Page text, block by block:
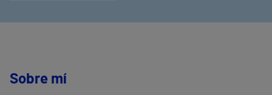
Sobre mí